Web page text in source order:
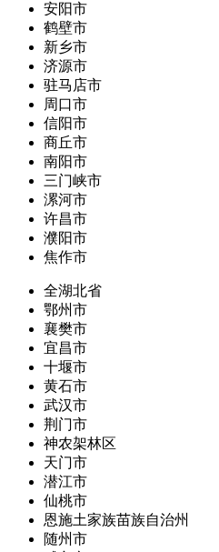
安阳市
鹤壁市
新乡市
济源市
驻马店市
周口市
信阳市
商丘市
南阳市
三门峡市
漯河市
许昌市
濮阳市
焦作市
全湖北省
鄂州市
襄樊市
宜昌市
十堰市
黄石市
武汉市
荆门市
神农架林区
天门市
潜江市
仙桃市
恩施土家族苗族自治州
随州市